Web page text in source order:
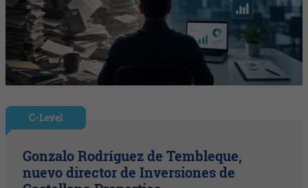
C-Level
Gonzalo Rodríguez de Tembleque,
nuevo director de Inversiones de